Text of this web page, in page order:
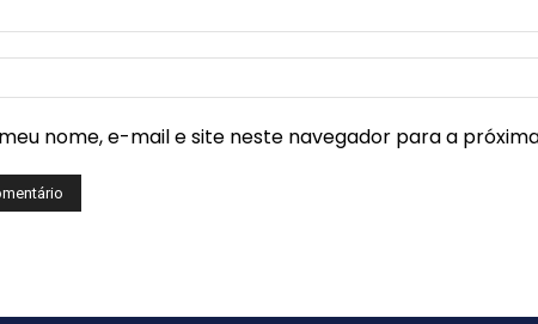
nome, e-mail e site neste navegador para a